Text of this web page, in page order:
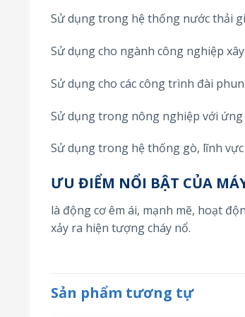
Sử dụng trong hệ thống nước thải
Sử dụng cho ngành công nghiệp
Sử dụng cho các công trình đài
Sử dụng trong nông nghiệp với
Sử dụng trong hệ thống gò, lĩnh
ƯU ĐIỂM NỔI BẬT CỦA
là động cơ êm ái, mạnh mẽ, hoạt
xảy ra hiện tượng cháy nổ.
Sản phẩm tương tự